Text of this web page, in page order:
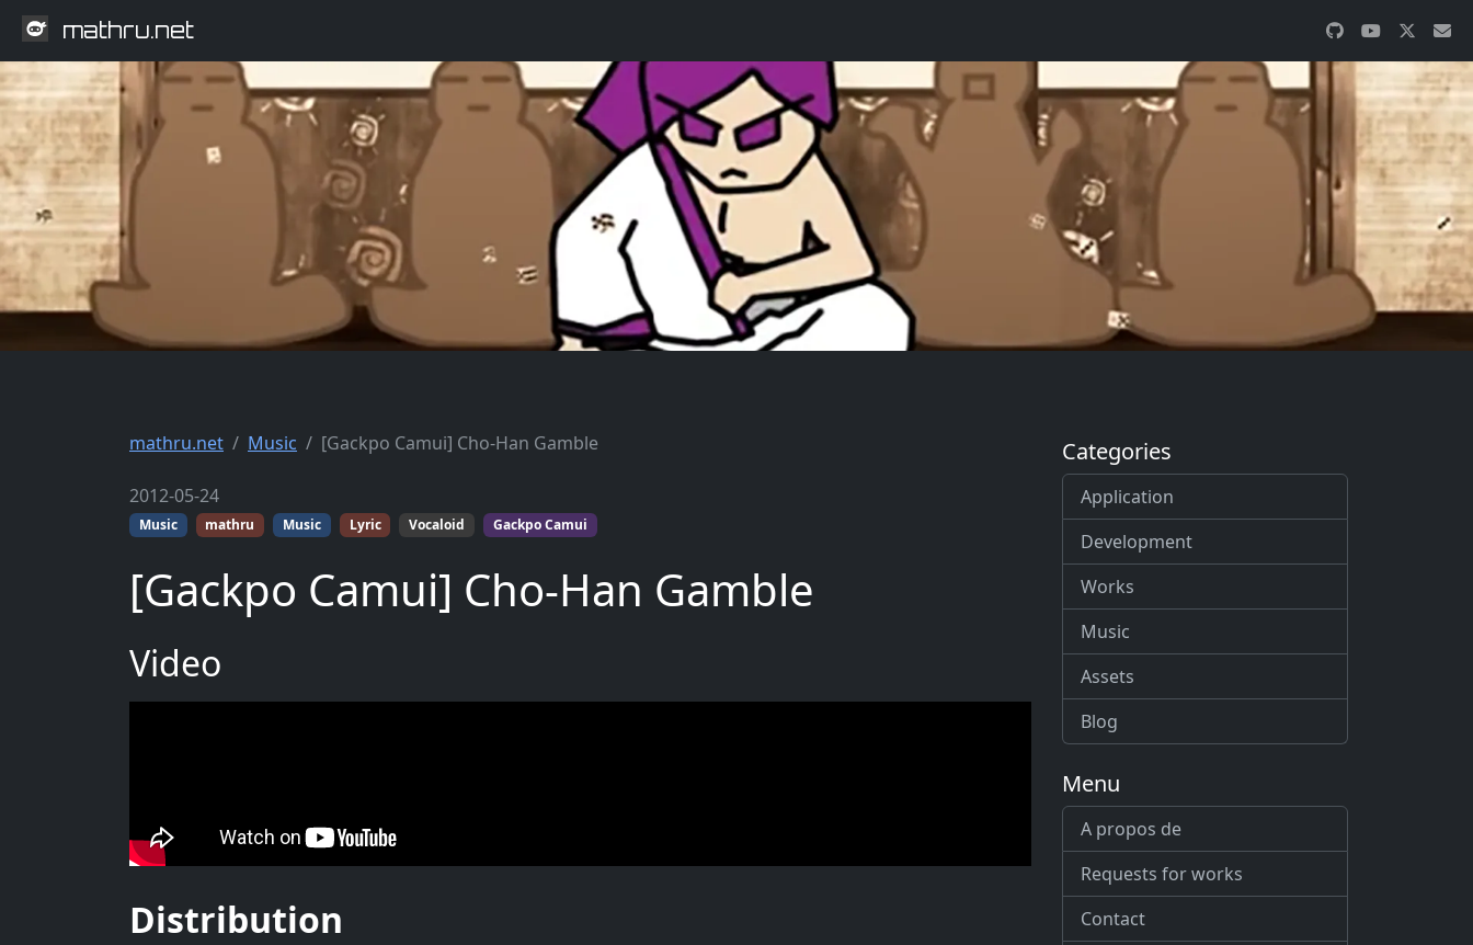
mathru.net
mathru.net Music [Gackpo Camui] Cho-Han Gamble
2012-05-24
Music mathru Music Lyric Vocaloid Gackpo Camui
[Gackpo Camui] Cho-Han Gamble
Video
Distribution
Categories
Application
Development
Works
Music
Assets
Blog
Menu
A propos de
Requests for works
Contact